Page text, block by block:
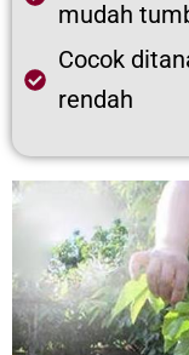
mudah
Cocok
rendah